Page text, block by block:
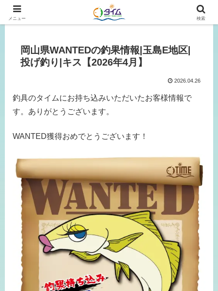
広島、岡山の釣り情報はタイムにおまかせ！
岡山県WANTEDの釣果情報|玉島E地区|
投げ釣り|キス【2026年4月】
2026.04.26
釣具のタイムにお持ち込みいただいたお客様情報で
す。ありがとうございます。
WANTED獲得おめでとうございます！
メニュー 検索